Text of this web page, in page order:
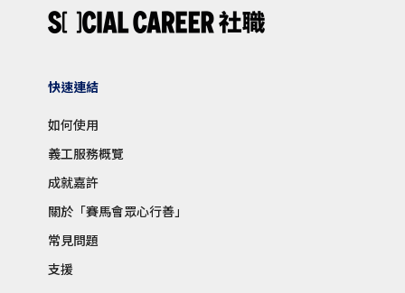
快速連結
如何使用
義工服務概覽
成就嘉許
關於「賽馬會眾心行善」
常見問題
支援